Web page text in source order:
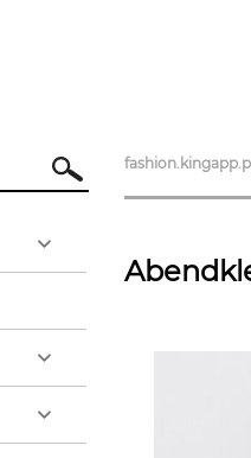
Suchen fashion.kingapp.pl